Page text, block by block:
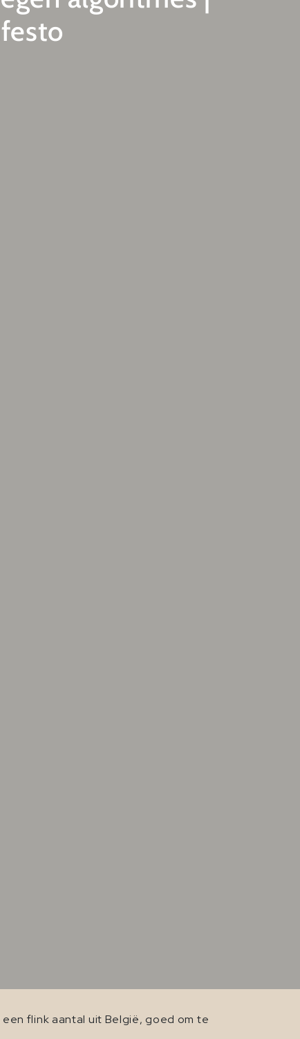
flink aantal uit België, goed om te